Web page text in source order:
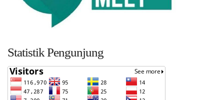
Statistik Pengunjung